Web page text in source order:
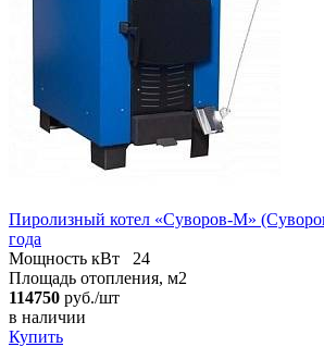
Пиролизный котел «Суворов-М»
года
Мощность кВт
24
Площадь отопления, м2
114750 руб./шт
в наличии
Купить